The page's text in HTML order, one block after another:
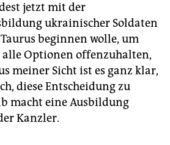
jetzt mit der
ukrainischer Soldaten
beginnen wolle, um
alle Optionen offenzuhalten,
meiner Sicht ist es ganz klar,
diese Entscheidung zu
macht eine Ausbildung
Kanzler.